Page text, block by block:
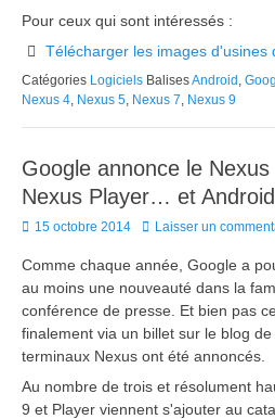
Pour ceux qui sont intéressés :
Télécharger les images d'usines
Catégories Logiciels BalisesAndroid ,
Nexus 4, Nexus 5, Nexus 7, Nexus 9
Google annonce le
Nexus Player… et
Posted
15 octobre 2014 Laisser un
Comme chaque année, Google a
au moins une nouveauté dans la
conférence de presse. Et bien pas
finalement via un billet sur le blog
terminaux Nexus ont été annoncés.
Au nombre de trois et résolument
9 et Player viennent s'ajouter au